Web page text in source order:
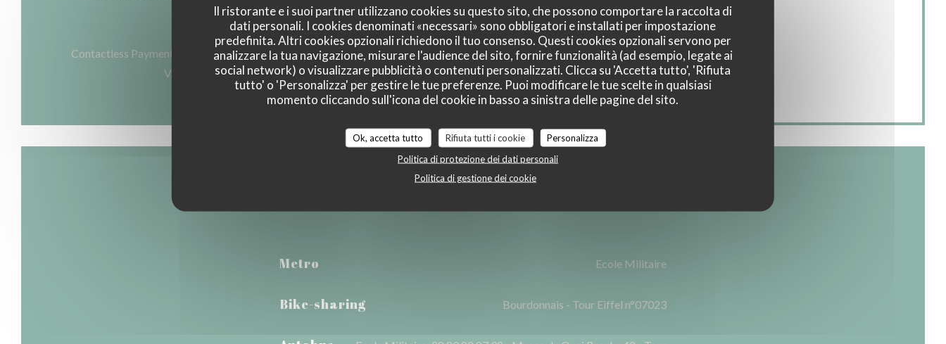
Il ristorante e i suoi partner utilizzano cookies su questo sito, che possono comportare la raccolta di
dati personali. I cookies denominati «necessari» sono obbligatori e installati per impostazione
predefinita. Altri cookies opzionali richiedono il tuo consenso. Questi cookies opzionali servono per
analizzare la tua navigazione, misurare l'audience del sito, fornire funzionalità (ad esempio, legate ai
social network) o visualizzare pubblicità o contenuti personalizzati. Clicca su 'Accetta tutto', 'Rifiuta
tutto' o 'Personalizza' per gestire le tue preferenze. Puoi modificare le tue scelte in qualsiasi
momento cliccando sull'icona del cookie in basso a sinistra delle pagine del sito.
Ok, accetta tutto Rifiuta tutti i cookie
Personalizza
Politica di protezione dei dati personali
Politica di gestione dei cookie
Metodo di pagamento
Contactless Payment, Eurocard / Mastercard, Titoli Restaurant, Contanti,
Visa, American Express, Bancomat
Metro Ecole Militaire
Bike-sharing Bourdonnais - Tour Eiffel n°07023